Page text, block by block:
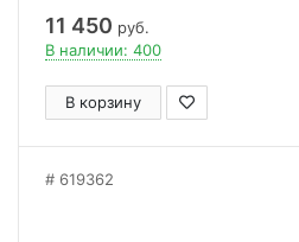
11 450 руб.
В наличии: 400
В корзину
619362